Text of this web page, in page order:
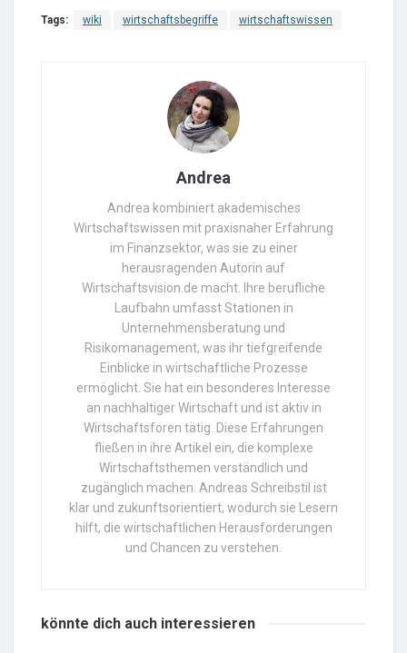
Tags: wiki wirtschaftsbegriffe wirtschaftswissen
Andrea
Andrea kombiniert akademisches
Wirtschaftswissen mit praxisnaher Erfahrung
im Finanzsektor, was sie zu einer
herausragenden Autorin auf
Wirtschaftsvision.de macht. Ihre berufliche
Laufbahn umfasst Stationen in
Unternehmensberatung und
Risikomanagement, was ihr tiefgreifende
Einblicke in wirtschaftliche Prozesse
ermöglicht. Sie hat ein besonderes Interesse
an nachhaltiger Wirtschaft und ist aktiv in
Wirtschaftsforen tätig. Diese Erfahrungen
fließen in ihre Artikel ein, die komplexe
Wirtschaftsthemen verständlich und
zugänglich machen. Andreas Schreibstil ist
klar und zukunftsorientiert, wodurch sie Lesern
hilft, die wirtschaftlichen Herausforderungen
und Chancen zu verstehen.
könnte dich auch interessieren